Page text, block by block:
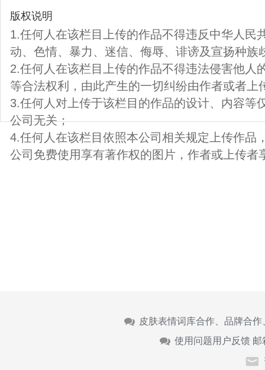
版权说明
1.任何人在该栏目上传的作品不得违反中华人民
动、色情、暴力、迷信、侮辱、诽谤及宣扬种族
2.任何人在该栏目上传的作品不得违法侵害他人
等合法权利，由此产生的一切纠纷由作者或者上
3.任何人对上传于该栏目的作品的设计、内容等
公司无关；
4.任何人在该栏目依照本公司相关规定上传作品
公司免费使用享有著作权的图片，作者或上传者
皮肤表情词库合作、品牌合
使用问题用户反馈 邮